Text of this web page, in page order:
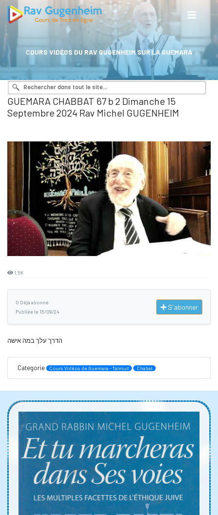
COURS VIDÉOS DU RAV GUGENHEIM SUR LA GUEMARA
GUEMARA CHABBAT 67 b 2 Dimanche 15
Septembre 2024 Rav Michel GUGENHEIM
1.5K
0 Déjà abonné
Publiée le 15/09/24
S'abonner
הדרך עלך במה אישה
Categorie Cours Vidéos de Guemara - Talmud Chabat